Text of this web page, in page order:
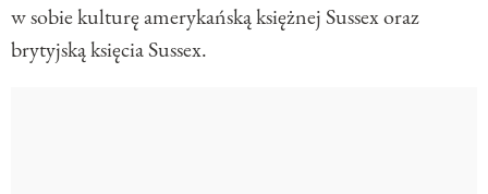
w sobie kulturę amerykańską księżnej Sussex oraz
brytyjską księcia Sussex.